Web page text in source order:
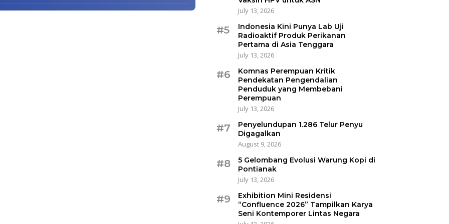
July 13, 2026
#5
Indonesia Kini Punya Lab Uji
Radioaktif Produk Perikanan
Pertama di Asia Tenggara
July 13, 2026
#6
Komnas Perempuan Kritik
Pendekatan Pengendalian
Penduduk yang Membebani
Perempuan
July 13, 2026
#7
Penyelundupan 1.286 Telur Penyu
Digagalkan
August 9, 2026
#8
5 Gelombang Evolusi Warung Kopi di
Pontianak
July 13, 2026
#9
Exhibition Mini Residensi
“Confluence 2026” Tampilkan Karya
Seni Kontemporer Lintas Negara